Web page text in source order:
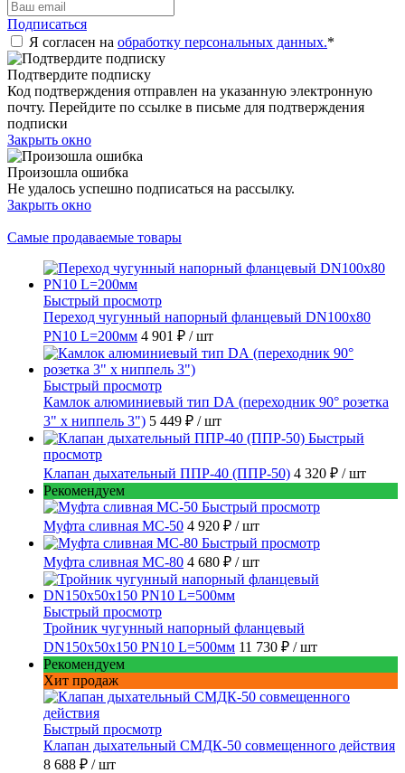
Подписаться
Я согласен на обработку персональных данных.*
Подтвердите подписку
Код подтверждения отправлен на указанную электронную
почту. Перейдите по ссылке в письме для подтверждения
подписки
Закрыть окно
Произошла ошибка
Не удалось успешно подписаться на рассылку.
Закрыть окно
Самые продаваемые товары
Быстрый просмотр
Переход чугунный напорный фланцевый DN100х80
PN10 L=200мм 4 901 ₽ / шт
Быстрый просмотр
Камлок алюминиевый тип DА (переходник 90° розетка
3" х ниппель 3") 5 449 ₽ / шт
Быстрый
просмотр
Клапан дыхательный ППР-40 (ППР-50) 4 320 ₽ / шт
Рекомендуем
Быстрый просмотр
Муфта сливная МС-50 4 920 ₽ / шт
Быстрый просмотр
Муфта сливная МС-80 4 680 ₽ / шт
Быстрый просмотр
Тройник чугунный напорный фланцевый
DN150х50х150 PN10 L=500мм 11 730 ₽ / шт
Рекомендуем
Хит продаж
Быстрый просмотр
Клапан дыхательный СМДК-50 совмещенного действия
8 688 ₽ / шт